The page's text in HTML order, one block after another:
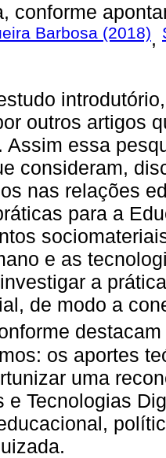
conforme
Barbosa (2018),
outros artigos
Assim essa
consideram,
nas relações
para a
e as
a
de modo a
destacam
os aportes
uma
e Tecnologias